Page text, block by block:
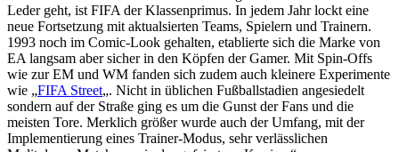
Leder geht, ist FIFA der Klassenprimus. In jedem Jahr lockt eine
neue Fortsetzung mit aktualsierten Teams, Spielern und Trainern.
1993 noch im Comic-Look gehalten, etablierte sich die Marke von
EA langsam aber sicher in den Köpfen der Gamer. Mit Spin-Offs
wie zur EM und WM fanden sich zudem auch kleinere Experimente
wie „FIFA Street„. Nicht in üblichen Fußballstadien angesiedelt
sondern auf der Straße ging es um die Gunst der Fans und die
meisten Tore. Merklich größer wurde auch der Umfang, mit der
Implementierung eines Trainer-Modus, sehr verlässlichen